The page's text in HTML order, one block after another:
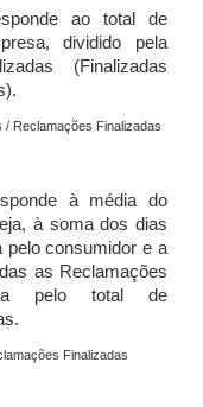
ao total de
dividido pela
(Finalizadas
Reclamações Finalizadas
à média do
à soma dos dias
pelo consumidor e a
as Reclamações
pelo total de
Finalizadas